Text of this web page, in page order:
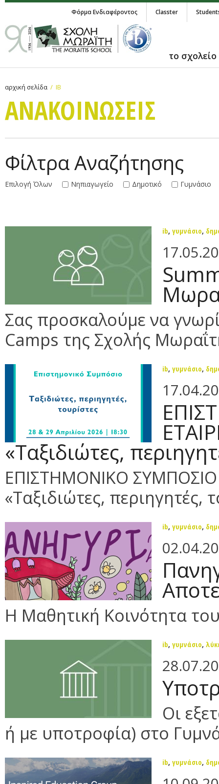
Φόρμα Ενδιαφέροντος Classter
το σχολείο
αρχική σελίδα IB
ΑΝΑΚΟΙΝΩΣΕΙΣ
Φίλτρα Αναζήτησης
Επιλογή Όλων Νηπιαγωγείο Δημοτικό Γυμνάσιο
ib, γυμνάσιο,
Σας προσκαλούμε να
Camps της Σχολής
ib, γυμνάσιο,
«Ταξιδιώτες,
ΕΠΙΣΤΗΜΟΝΙΚΟ
«Ταξιδιώτες, περιηγητές,
ib, γυμνάσιο,
Η Μαθητική Κοινότητα
ib, γυμνάσιο,
Οι
ή με υποτροφία) στο
ib, γυμνάσιο,